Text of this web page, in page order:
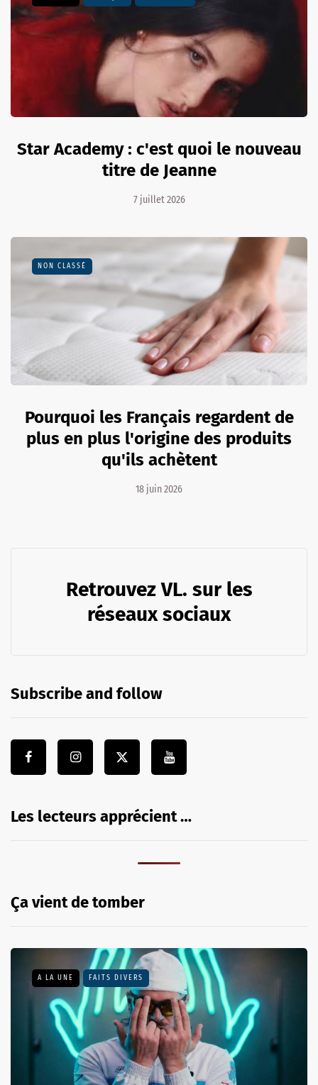
Star Academy : c'est quoi le nouveau
titre de Jeanne
7 juillet 2026
NON CLASSÉ
Pourquoi les Français regardent de
plus en plus l'origine des produits
qu'ils achètent
18 juin 2026
Retrouvez VL. sur les
réseaux sociaux
Subscribe and follow
Les lecteurs apprécient …
Ça vient de tomber
A LA UNE FAITS DIVERS